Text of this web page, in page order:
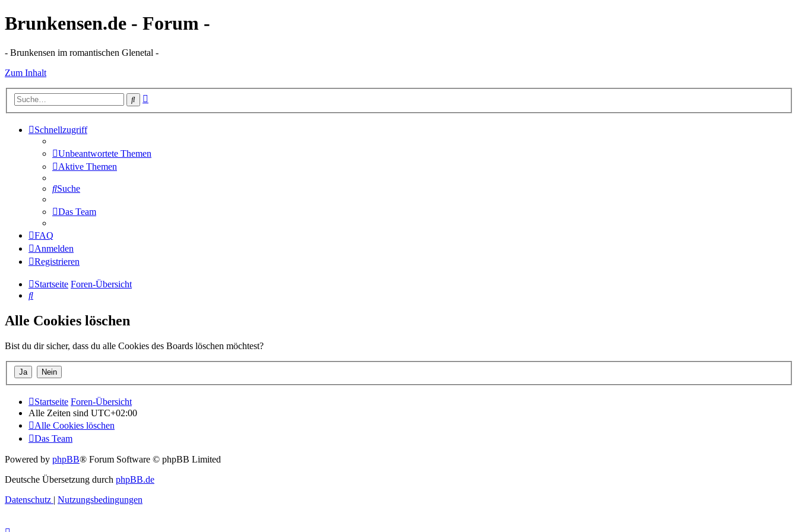
Brunkensen.de - Forum -
- Brunkensen im romantischen Glenetal -
Zum Inhalt
Suche
Schnellzugriff
Unbeantwortete Themen
Aktive Themen
Suche
Das Team
FAQ
Anmelden
Registrieren
Startseite Foren-Übersicht
Suche
Alle Cookies löschen
Bist du dir sicher, dass du alle Cookies des Boards löschen möchtest?
Startseite Foren-Übersicht
Alle Zeiten sind UTC+02:00
Alle Cookies löschen
Das Team
Powered by phpBB® Forum Software © phpBB Limited
Deutsche Übersetzung durch phpBB.de
Datenschutz | Nutzungsbedingungen